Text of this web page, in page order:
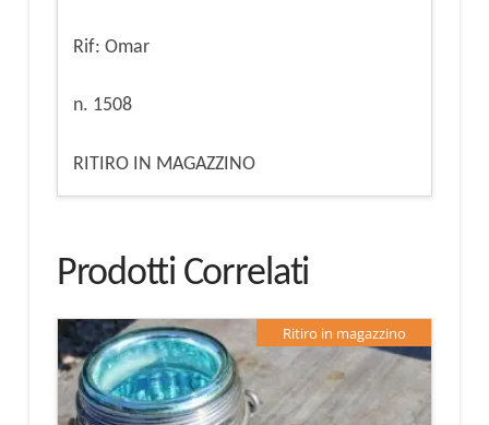
Rif: Omar
n. 1508
RITIRO IN MAGAZZINO
Prodotti Correlati
Ritiro in magazzino